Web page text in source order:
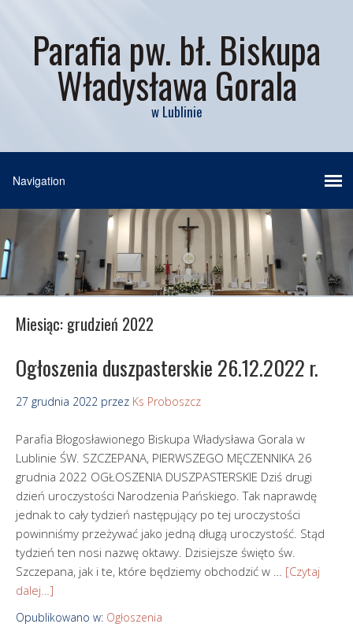
Parafia pw. bł. Biskupa
Władysława Gorala
w Lublinie
Miesiąc: grudzień 2022
Ogłoszenia duszpasterskie 26.12.2022 r.
27 grudnia 2022 przez Ks Proboszcz
Parafia Błogosławionego Biskupa Władysława Gorala w
Lublinie ŚW. SZCZEPANA, PIERWSZEGO MĘCZENNIKA 26
grudnia 2022 OGŁOSZENIA DUSZPASTERSKIE Dziś drugi
dzień uroczystości Narodzenia Pańskiego. Tak naprawdę
jednak to cały tydzień następujący po tej uroczystości
powinniśmy przeżywać jako jedną długą uroczystość. Stąd
tydzień ten nosi nazwę oktawy. Dzisiejsze święto św.
Szczepana, jak i te, które będziemy obchodzić w … [Czytaj
dalej…]
Opublikowano w: Ogłoszenia